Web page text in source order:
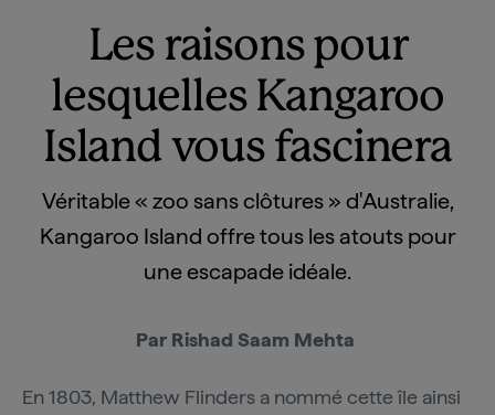
Les raisons pour
lesquelles Kangaroo
Island vous fascinera
Véritable « zoo sans clôtures » d'Australie,
Kangaroo Island offre tous les atouts pour
une escapade idéale.
Par Rishad Saam Mehta
En 1803, Matthew Flinders a nommé cette île ainsi